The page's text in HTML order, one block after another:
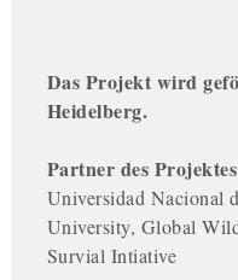
Das Projekt wird
Heidelberg.
Partner des
Universidad Nacional
University, Global
Survial Intiative